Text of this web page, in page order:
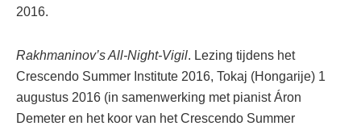
2016.
Rakhmaninov’s All-Night-Vigil. Lezing tijdens het
Crescendo Summer Institute 2016, Tokaj (Hongarije) 1
augustus 2016 (in samenwerking met pianist Áron
Demeter en het koor van het Crescendo Summer